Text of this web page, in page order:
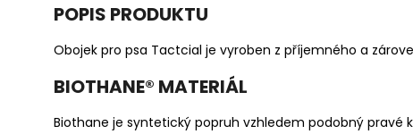
POPIS PRODUKTU
Obojek pro psa Tactcial je vyroben z příjemného a
BIOTHANE® MATERIÁL
Biothane je syntetický popruh vzhledem podobný pravé